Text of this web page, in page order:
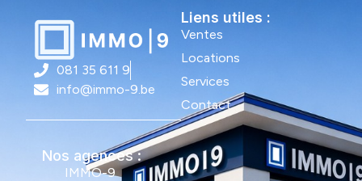
081 35 611 9
info@immo-9.be
Nos agences :
IMMO-9
Liens utiles :
Ventes
Locations
Services
Contact